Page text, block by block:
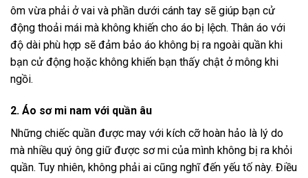
ôm vừa phải ở vai và phần dưới cánh tay sẽ giúp bạn cử
động thoải mái mà không khiến cho áo bị lệch. Thân áo với
độ dài phù hợp sẽ đảm bảo áo không bị ra ngoài quần khi
bạn cử động hoặc không khiến bạn thấy chật ở mông khi
ngồi.
2. Áo sơ mi nam với quần âu
Những chiếc quần được may với kích cỡ hoàn hảo là lý do
mà nhiều quý ông giữ được sơ mi của mình không bị ra khỏi
quần. Tuy nhiên, không phải ai cũng nghĩ đến yếu tố này. Điều